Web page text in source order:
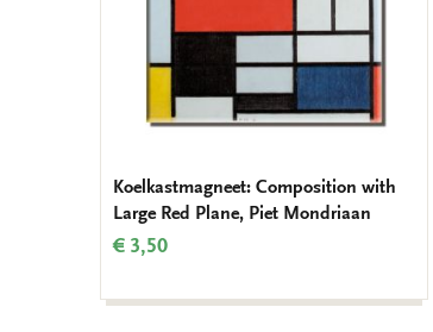
Koelkastmagneet: Composition with
Large Red Plane, Piet Mondriaan
€ 3,50